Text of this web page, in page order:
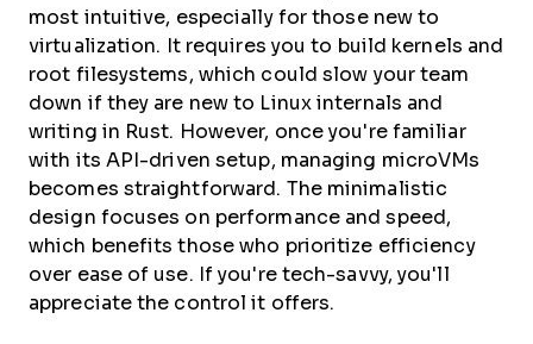
most intuitive, especially for those new to
virtualization. It requires you to build kernels and
root filesystems, which could slow your team
down if they are new to Linux internals and
writing in Rust. However, once you're familiar
with its API-driven setup, managing microVMs
becomes straightforward. The minimalistic
design focuses on performance and speed,
which benefits those who prioritize efficiency
over ease of use. If you're tech-savvy, you'll
appreciate the control it offers.